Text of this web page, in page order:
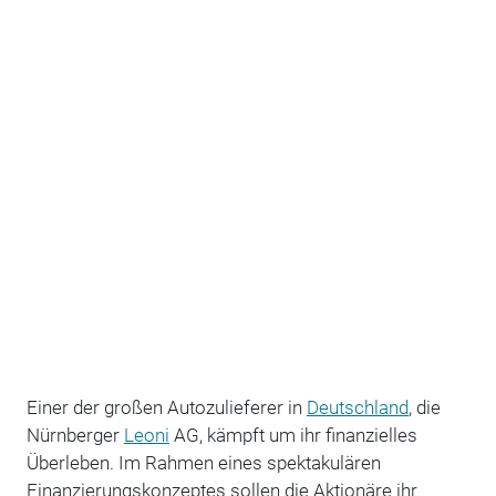
Einer der großen Autozulieferer in Deutschland, die
Nürnberger Leoni AG, kämpft um ihr finanzielles
Überleben. Im Rahmen eines spektakulären
Finanzierungskonzeptes sollen die Aktionäre ihr